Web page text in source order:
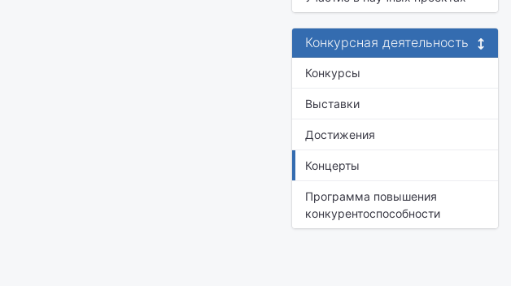
Конкурсная деятельность
Конкурсы
Выставки
Достижения
Концерты
Программа повышения
конкурентоспособности